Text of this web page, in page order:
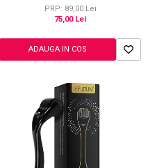
PRP: 89,00 Lei
75,00 Lei
ADAUGA IN COS